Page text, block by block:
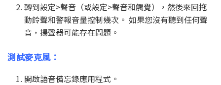
轉到設定>聲音（或設定>聲音和觸覺），然後來回拖
動鈴聲和警報音量控制幾次。 如果您沒有聽到任何聲
音，揚聲器可能存在問題。
測試麥克風：
開啟語音備忘錄應用程式。